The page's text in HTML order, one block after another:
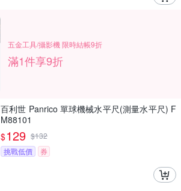
五金工具/攝影機 限時結帳9折
滿1件享9折
百利世 Panrico 單球機械水平尺(測量水平尺) F
M88101
$129 $132
挑戰低價
券